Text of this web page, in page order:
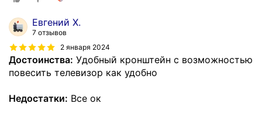
Евгений Х.
7 отзывов
2 января 2024
Достоинства: Удобный кронштейн с возможностью
повесить телевизор как удобно
Недостатки: Все ок